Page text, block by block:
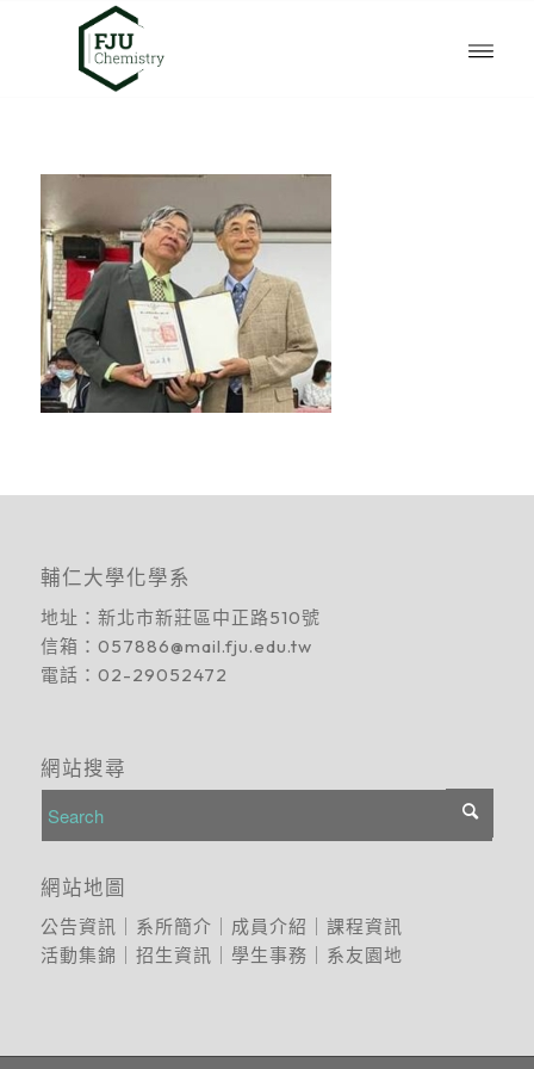
輔仁大學化學系
地址： 新北市新莊區中正路510號
信箱： 057886@mail.fju.edu.tw
電話： 02-29052472
網站搜尋
網站地圖
公告資訊 系所簡介 成員介紹
課程資訊
活動集錦
招生資訊 學生事務 系友園地